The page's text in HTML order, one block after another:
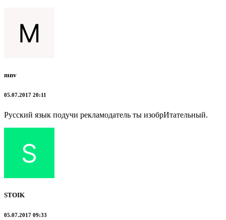
mnv
05.07.2017 20:11
Русский язык подучи рекламодатель ты изобрИтательный.
STOIK
05.07.2017 09:33